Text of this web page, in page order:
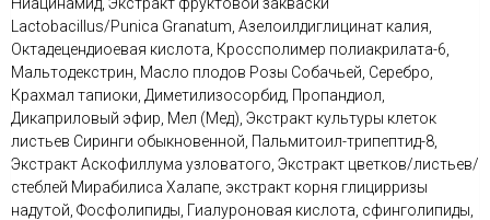
Lactobacillus/Punica Granatum, Азелоилдиглицинат калия,
Октадецендиоевая кислота, Кроссполимер полиакрилата-6,
Мальтодекстрин, Масло плодов Розы Собачьей, Серебро,
Крахмал тапиоки, Диметилизосорбид, Пропандиол,
Дикаприловый эфир, Мел (Мед), Экстракт культуры клеток
листьев Сиринги обыкновенной, Пальмитоил-трипептид-8,
Экстракт Аскофиллума узловатого, Экстракт цветков/листьев/
стеблей Мирабилиса Халапе, экстракт корня глицирризы
надутой, Фосфолипиды, Гиалуроновая кислота, сфинголипиды,